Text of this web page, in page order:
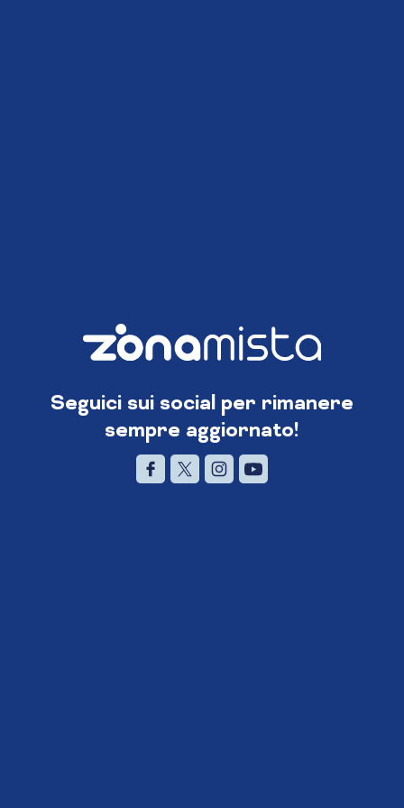
Seguici sui social per rimanere
sempre aggiornato!